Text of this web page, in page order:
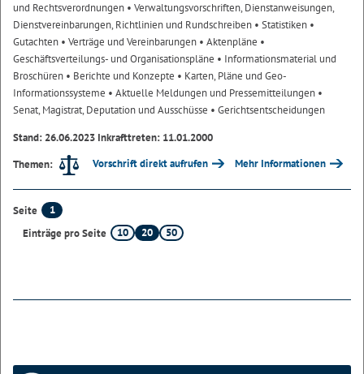
und Rechtsverordnungen • Verwaltungsvorschriften, Dienstanweisungen,
Dienstvereinbarungen, Richtlinien und Rundschreiben • Statistiken •
Gutachten • Verträge und Vereinbarungen • Aktenpläne •
Geschäftsverteilungs- und Organisationspläne • Informationsmaterial und
Broschüren • Berichte und Konzepte • Karten, Pläne und Geo-
Informationssysteme • Aktuelle Meldungen und Pressemitteilungen •
Senat, Magistrat, Deputation und Ausschüsse • Gerichtsentscheidungen
Stand: 26.06.2023 Inkrafttreten: 11.01.2000
Themen:
Vorschrift direkt aufrufen Mehr Informationen
Seite
1
Einträge pro Seite
10 20 50